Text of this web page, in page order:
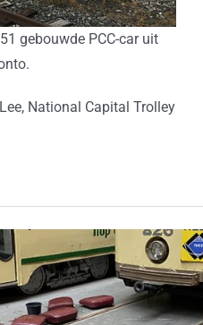
gebouwde PCC-car uit
National Capital Trolley